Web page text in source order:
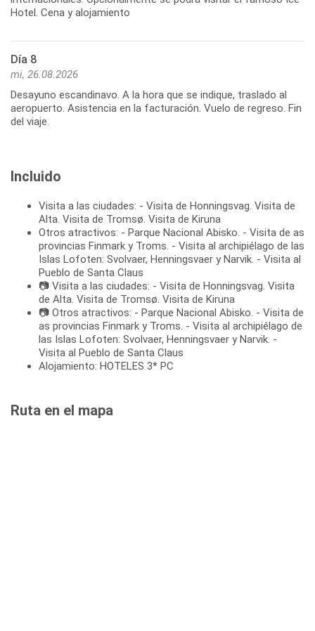
Hotel. Cena y alojamiento
Día 8
mi, 26.08.2026
Desayuno escandinavo. A la hora que se indique, traslado al
aeropuerto. Asistencia en la facturación. Vuelo de regreso. Fin
del viaje.
Incluido
Visita a las ciudades: - Visita de Honningsvag. Visita de
Alta. Visita de Tromsø. Visita de Kiruna
Otros atractivos: - Parque Nacional Abisko. - Visita de as
provincias Finmark y Troms. - Visita al archipiélago de las
Islas Lofoten: Svolvaer, Henningsvaer y Narvik. - Visita al
Pueblo de Santa Claus
📷 Visita a las ciudades: - Visita de Honningsvag. Visita
de Alta. Visita de Tromsø. Visita de Kiruna
📷 Otros atractivos: - Parque Nacional Abisko. - Visita de
as provincias Finmark y Troms. - Visita al archipiélago de
las Islas Lofoten: Svolvaer, Henningsvaer y Narvik. -
Visita al Pueblo de Santa Claus
Alojamiento: HOTELES 3* PC
Ruta en el mapa